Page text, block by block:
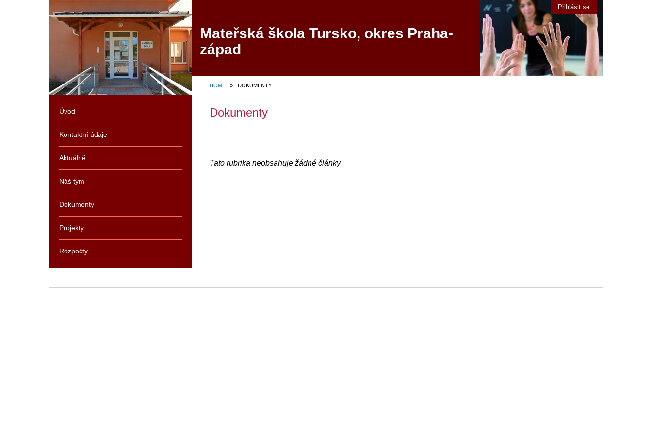
Přihlásit se
Mateřská škola Tursko, okres Praha-
západ
HOME » DOKUMENTY
Úvod
Kontaktní údaje
Aktuálně
Náš tým
Dokumenty
Projekty
Rozpočty
Dokumenty
Tato rubrika neobsahuje žádné články